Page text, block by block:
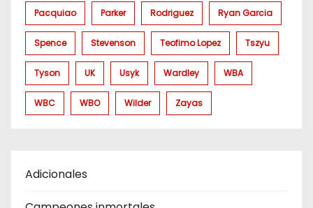
Pacquiao Parker Rodriguez Ryan Garcia
Spence Stevenson Teofimo Lopez Tszyu
Tyson UK Usyk Wardley WBA
WBC WBO Wilder Zayas
Adicionales